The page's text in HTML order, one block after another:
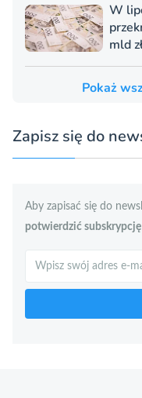
W
mld
Pokaż
Zapisz się do
Aby zapisać się do
potwierdzić